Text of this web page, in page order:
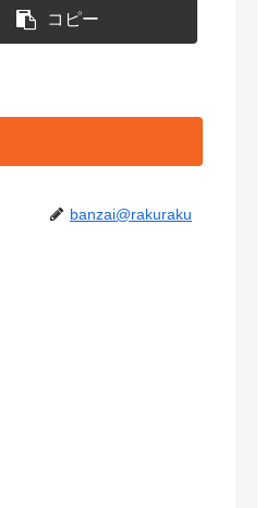
コピー
banzai@rakuraku